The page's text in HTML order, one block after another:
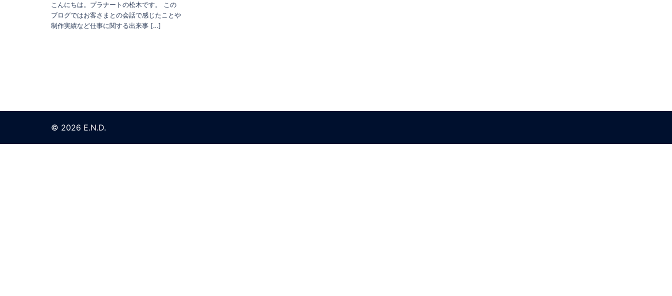
こんにちは。プラナートの松木です。 この
ブログではお客さまとの会話で感じたことや
制作実績など仕事に関する出来事 […]
© 2026 E.N.D.